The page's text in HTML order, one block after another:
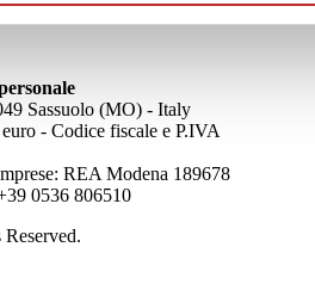
Sassuolo (MO) - Italy
- Codice fiscale e P.IVA
REA Modena 189678
0536 806510